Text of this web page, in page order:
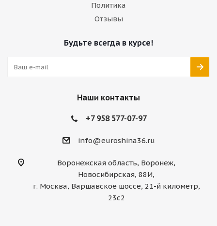
Политика
Отзывы
Будьте всегда в курсе!
Наши контакты
+7 958 577-07-97
info@euroshina36.ru
Воронежская область, Воронеж,
Новосибирская, 88И,
г. Москва, Варшавское шоссе, 21-й километр,
23с2